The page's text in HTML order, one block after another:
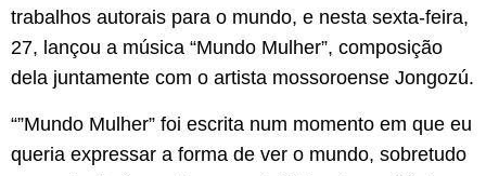
trabalhos autorais para o mundo, e nesta sexta-feira,
27, lançou a música “Mundo Mulher”, composição
dela juntamente com o artista mossoroense Jongozú.
“”Mundo Mulher” foi escrita num momento em que eu
queria expressar a forma de ver o mundo, sobretudo